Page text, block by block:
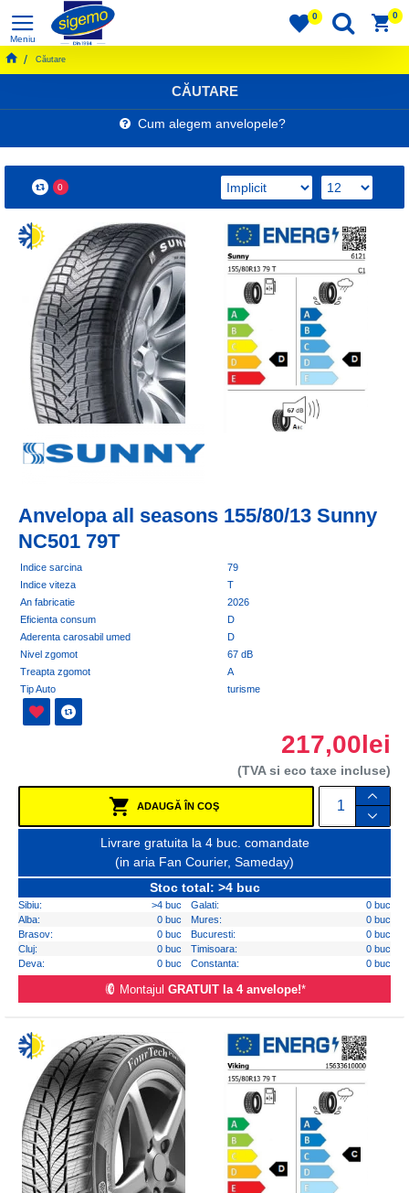
0 0
Căutare
CĂUTARE
Cum alegem anvelopele?
0
Anvelopa all seasons 155/80/13 Sunny
NC501 79T
Indice sarcina
79
Indice viteza
T
An fabricatie
2026
Eficienta consum
D
Aderenta carosabil umed
D
Nivel zgomot
67 dB
Treapta zgomot
A
Tip Auto
turisme
217,00lei
(TVA si eco taxe incluse)
ADAUGĂ ÎN COŞ
Livrare gratuita la 4 buc. comandate
(in aria Fan Courier, Sameday)
Stoc total: >4 buc
Sibiu: >4 buc Galati:
0 buc
Alba:
0 buc Mures:
0 buc
Brasov:
0 buc Bucuresti:
0 buc
Cluj:
0 buc Timisoara:
0 buc
Deva:
0 buc Constanta: 0 buc
Montajul GRATUIT la 4 anvelope!*